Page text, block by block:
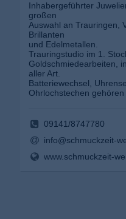
Inhabergeführter
großen
Auswahl an Trauringen,
Brillanten
und Edelmetallen.
Trauringstudio im 1.
Goldschmiedearbeiten,
aller Art.
Batteriewechsel,
Ohrlochstechen
09141/8747780
info@schmuckzeit-
www.schmuckzeit-